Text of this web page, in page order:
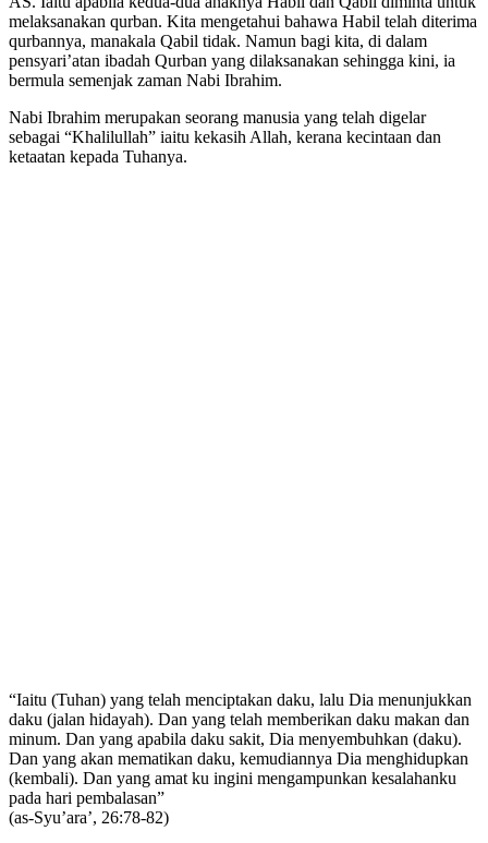
melaksanakan qurban. Kita mengetahui bahawa Habil telah diterima
qurbannya, manakala Qabil tidak. Namun bagi kita, di dalam
pensyari’atan ibadah Qurban yang dilaksanakan sehingga kini, ia
bermula semenjak zaman Nabi Ibrahim.
Nabi Ibrahim merupakan seorang manusia yang telah digelar
sebagai “Khalilullah” iaitu kekasih Allah, kerana kecintaan dan
ketaatan kepada Tuhanya.
“Iaitu (Tuhan) yang telah menciptakan daku, lalu Dia menunjukkan
daku (jalan hidayah). Dan yang telah memberikan daku makan dan
minum. Dan yang apabila daku sakit, Dia menyembuhkan (daku).
Dan yang akan mematikan daku, kemudiannya Dia menghidupkan
(kembali). Dan yang amat ku ingini mengampunkan kesalahanku
pada hari pembalasan”
(as-Syu’ara’, 26:78-82)